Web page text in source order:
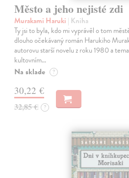
Město a jeho nejisté zdi
Murakami Haruki | Kniha
Ty jsi to byla, kdo mi vyprávěl o tom
dlouho očekávaný román Harukiho
autorovu starší novelu z roku 1980 a
kultovním…
Na sklade ?
30,22 €
32,85 € ?